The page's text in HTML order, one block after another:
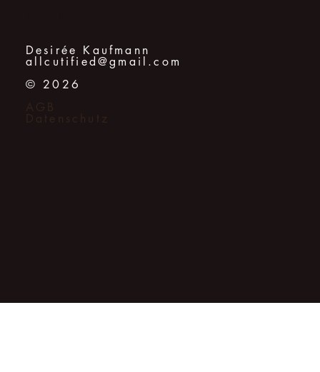
Desirée Kaufmann
allcutified@gmail.com
© 2026
AGB
Datenschutz